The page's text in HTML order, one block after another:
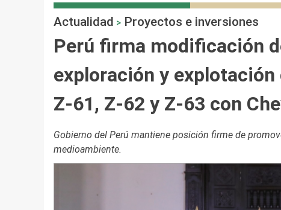
Actualidad > Proyectos e inversiones
Perú firma modificación
exploración y
Z-61, Z-62 y Z-63 con
Gobierno del Perú mantiene posición firme de
medioambiente.